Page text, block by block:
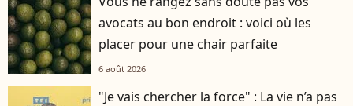
avocats au bon endroit : voici où les
placer pour une chair parfaite
6 août 2026
"Je vais chercher la force" : La vie n’a pas